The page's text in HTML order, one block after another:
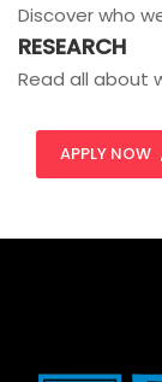
Discover who
RESEARCH
Read all about
APPLY NOW